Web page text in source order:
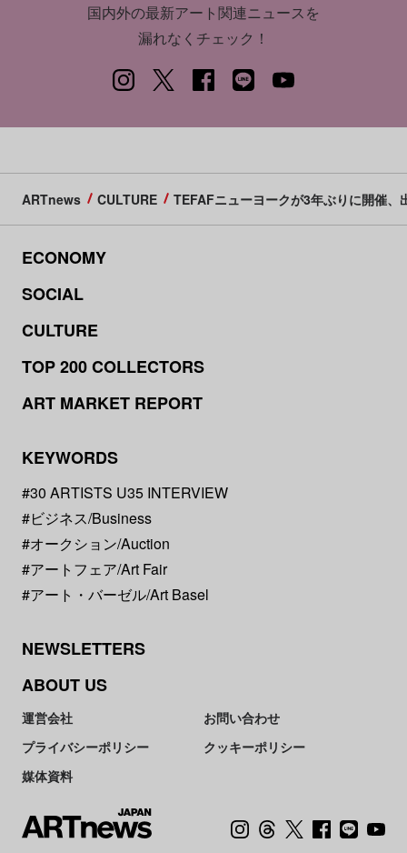
国内外の最新アート関連ニュースを
漏れなくチェック！
ARTnews CULTURE TEFAFニューヨークが3年ぶりに開催、
ECONOMY
SOCIAL
CULTURE
TOP 200 COLLECTORS
ART MARKET REPORT
KEYWORDS
#30 ARTISTS U35 INTERVIEW
#ビジネス/Business
#オークション/Auction
#アートフェア/Art Fair
#アート・バーゼル/Art Basel
NEWSLETTERS
ABOUT US
運営会社
お問い合わせ
プライバシーポリシー
クッキーポリシー
媒体資料